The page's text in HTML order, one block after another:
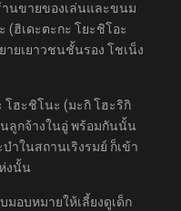
นขายของเล่นและขนม
(ฮิเดะตะกะ โยะชิโอะ
ายเยาวชนชั้นรอง โชเน็ง
ฮะชิโนะ (มะกิ โฮะริกิ
ลูกจ้างในอู่ พร้อมกันนั้น
ำในสถานเริงรมย์ ก็เข้า
งนั้น
มอบหมายให้เลี้ยงดูเด็ก